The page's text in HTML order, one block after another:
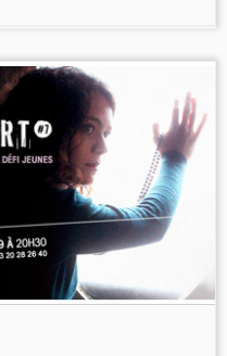
Cinémovida - Arras